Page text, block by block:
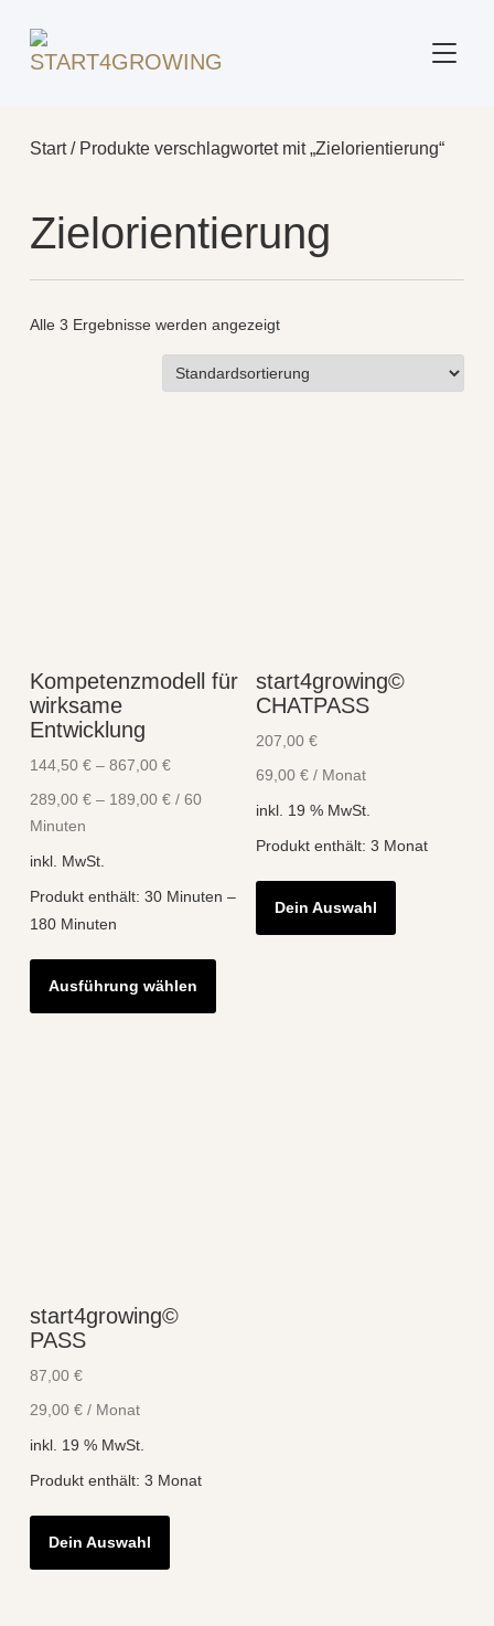
Start/ Produkte verschlagwortet mit „Zielorientierung“
Zielorientierung
Alle 3 Ergebnisse werden angezeigt
Kompetenzmodell für
wirksame
Entwicklung
144,50 €– 867,00 €
289,00 €– 189,00 €/ 60
Minuten
inkl. MwSt.
Produkt enthält: 30 Minuten –
180 Minuten
Ausführung wählen
Dieses
weist
start4growing©
CHATPASS
207,00 €
69,00 €/ Monat
inkl. 19 % MwSt.
Produkt enthält: 3 Monat
Dein Auswahl
start4growing©
PASS
87,00 €
29,00 €/ Monat
inkl. 19 % MwSt.
Produkt enthält: 3 Monat
Dein Auswahl